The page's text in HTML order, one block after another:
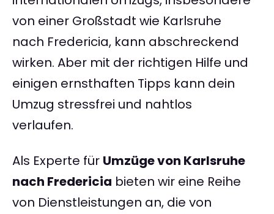
von einer Großstadt wie Karlsruhe
nach Fredericia, kann abschreckend
wirken. Aber mit der richtigen Hilfe und
einigen ernsthaften Tipps kann dein
Umzug stressfrei und nahtlos
verlaufen.
Als Experte für Umzüge von Karlsruhe
nach Fredericia bieten wir eine Reihe
von Dienstleistungen an, die von